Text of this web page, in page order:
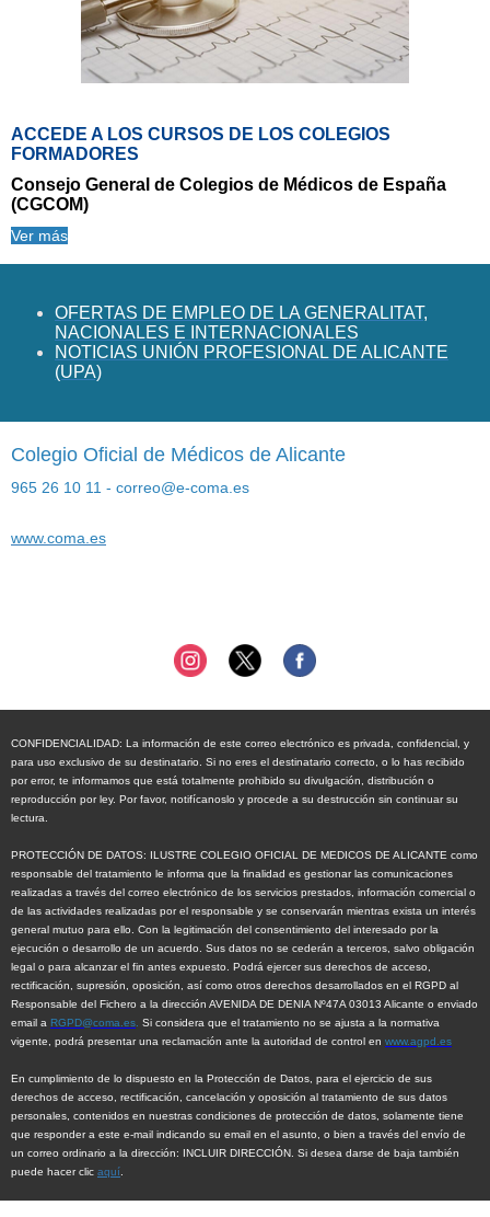
ACCEDE A LOS CURSOS DE LOS COLEGIOS
FORMADORES
Consejo General de Colegios de Médicos de España
(CGCOM)
Ver más
OFERTAS DE EMPLEO DE LA GENERALITAT,
NACIONALES E INTERNACIONALES
NOTICIAS UNIÓN PROFESIONAL DE ALICANTE
(UPA)
Colegio Oficial de Médicos de Alicante
965 26 10 11 - correo@e-coma.es
www.coma.es
CONFIDENCIALIDAD: La información de este correo electrónico es privada, confidencial, y
para uso exclusivo de su destinatario. Si no eres el destinatario correcto, o lo has recibido
por error, te informamos que está totalmente prohibido su divulgación, distribución o
reproducción por ley. Por favor, notifícanoslo y procede a su destrucción sin continuar su
lectura.
PROTECCIÓN DE DATOS: ILUSTRE COLEGIO OFICIAL DE MEDICOS DE ALICANTE como
responsable del tratamiento le informa que la finalidad es gestionar las comunicaciones
realizadas a través del correo electrónico de los servicios prestados, información comercial o
de las actividades realizadas por el responsable y se conservarán mientras exista un interés
general mutuo para ello. Con la legitimación del consentimiento del interesado por la
ejecución o desarrollo de un acuerdo. Sus datos no se cederán a terceros, salvo obligación
legal o para alcanzar el fin antes expuesto. Podrá ejercer sus derechos de acceso,
rectificación, supresión, oposición, así como otros derechos desarrollados en el RGPD al
Responsable del Fichero a la dirección AVENIDA DE DENIA Nº47A 03013 Alicante o enviado
email a RGPD@coma.es Si considera que el tratamiento no se ajusta a la normativa
vigente, podrá presentar una reclamación ante la autoridad de control en www.agpd.es
En cumplimiento de lo dispuesto en la Protección de Datos, para el ejercicio de sus
derechos de acceso, rectificación, cancelación y oposición al tratamiento de sus datos
personales, contenidos en nuestras condiciones de protección de datos, solamente tiene
que responder a este e-mail indicando su email en el asunto, o bien a través del envío de
un correo ordinario a la dirección: INCLUIR DIRECCIÓN. Si desea darse de baja también
puede hacer clic aquí